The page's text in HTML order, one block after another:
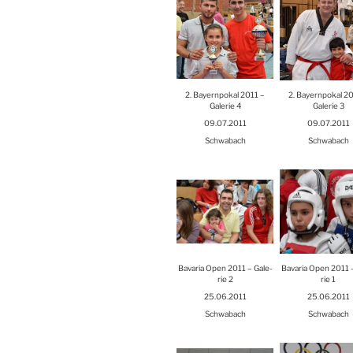
2. Bay­ern­po­kal 2011 –
Gale­rie 4
2. Bay­ern­po­kal
Gale­rie 3
09.07.2011
09.07.2011
Schwa­bach
Schwa­bach
Bava­ria Open 2011 – Gale­
rie 2
Bava­ria Open 2011
rie 1
25.06.2011 25.06.2011
Schwa­bach
Schwa­bach